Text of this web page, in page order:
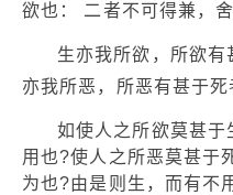
欲也： 二者不可得兼，
生亦我所欲，所欲
亦我所恶，所恶有甚于
如使人之所欲莫甚于
用也?使人之所恶莫甚于
为也?由是则生，而有不